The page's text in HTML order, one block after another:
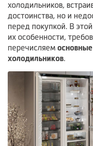
холодильников,
достоинства, но и
перед покупкой. В
их особенности,
перечисляем
холодильников.